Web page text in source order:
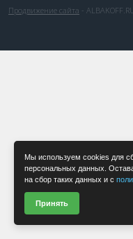
Продвижение сайта -
Мы используем cookies для
персональных данных.
на сбор таких данных и с
Принять